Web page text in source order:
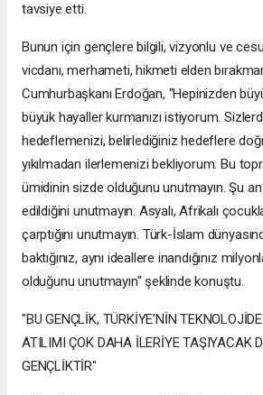
tavsiye etti.
Bunun için gençlere bilgili, vizyonlu ve
vicdanı, merhameti, hikmeti elden
Cumhurbaşkanı Erdoğan, "Hepinizden
büyük hayaller kurmanızı istiyorum.
hedeflemenizi, belirlediğiniz hedeflere
yıkılmadan ilerlemenizi bekliyorum. Bu
ümidinin sizde olduğunu unutmayın. Şu
edildiğini unutmayın. Asyalı, Afrikalı
çarptığını unutmayın. Türk-İslam
baktığınız, aynı ideallere inandığınız
olduğunu unutmayın" şeklinde konuştu.
"BU GENÇLİK, TÜRKİYE’NİN
ATILIMI ÇOK DAHA İLERİYE TAŞIYACAK
GENÇLİKTİR"